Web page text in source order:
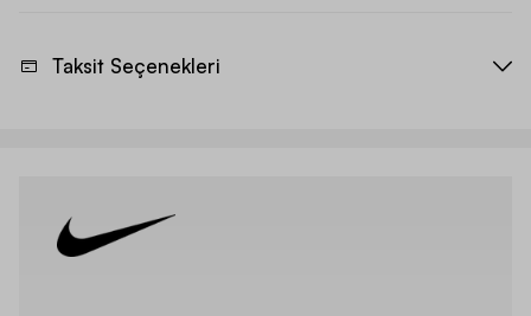
Taksit Seçenekleri